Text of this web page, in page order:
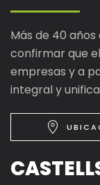
Más de 40
confirmar que
empresas y a
integral y